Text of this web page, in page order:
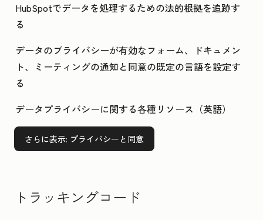
HubSpotでデータを処理するための法的根拠を追跡す
る
データのプライバシーが有効なフォーム、ドキュメン
ト、ミーティングの通知と同意の既定の言語を設定す
る
データプライバシーに関する各種リソース（英語）
さらに表示: プライバシーと同意
トラッキングコード